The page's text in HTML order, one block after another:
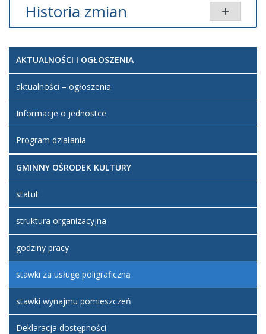
Historia zmian
Artykuł
został
utworzony.
poniedziałek,
23 listopad
Jerzakowski
AKTUALNOŚCI I OGŁOSZENIA
aktualności – ogłoszenia
Informacje o jednostce
Program działania
GMINNY OŚRODEK KULTURY
statut
struktura organizacyjna
godziny pracy
stawki za usługę poligraficzną
stawki wynajmu pomieszczeń
Deklaracja dostępności